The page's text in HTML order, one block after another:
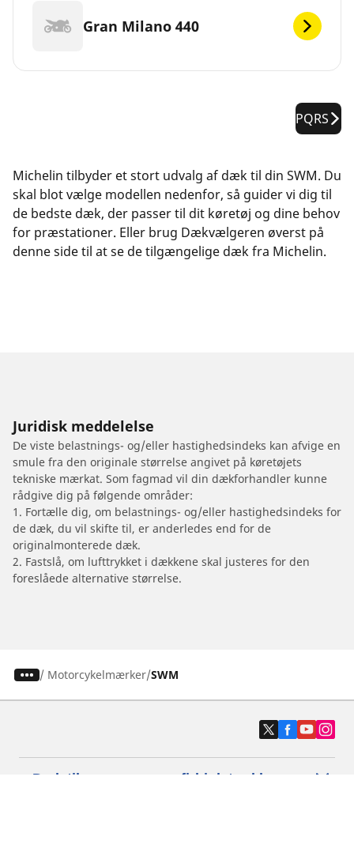
Gran Milano 440
PQRS
Michelin tilbyder et stort udvalg af dæk til din SWM. Du
skal blot vælge modellen nedenfor, så guider vi dig til
de bedste dæk, der passer til dit køretøj og dine behov
for præstationer. Eller brug Dækvælgeren øverst på
denne side til at se de tilgængelige dæk fra Michelin.
Juridisk meddelelse
De viste belastnings- og/eller hastighedsindeks kan afvige en
smule fra den originale størrelse angivet på køretøjets
tekniske mærkat. Som fagmad vil din dækforhandler kunne
rådgive dig på følgende områder:
1. Fortælle dig, om belastnings- og/eller hastighedsindeks for
de dæk, du vil skifte til, er anderledes end for de
originalmonterede dæk.
2. Fastslå, om lufttrykket i dækkene skal justeres for den
foreslåede alternative størrelse.
/ Motorcykelmærker SWM
Dæk til personvogne, firhjulstrækkere og